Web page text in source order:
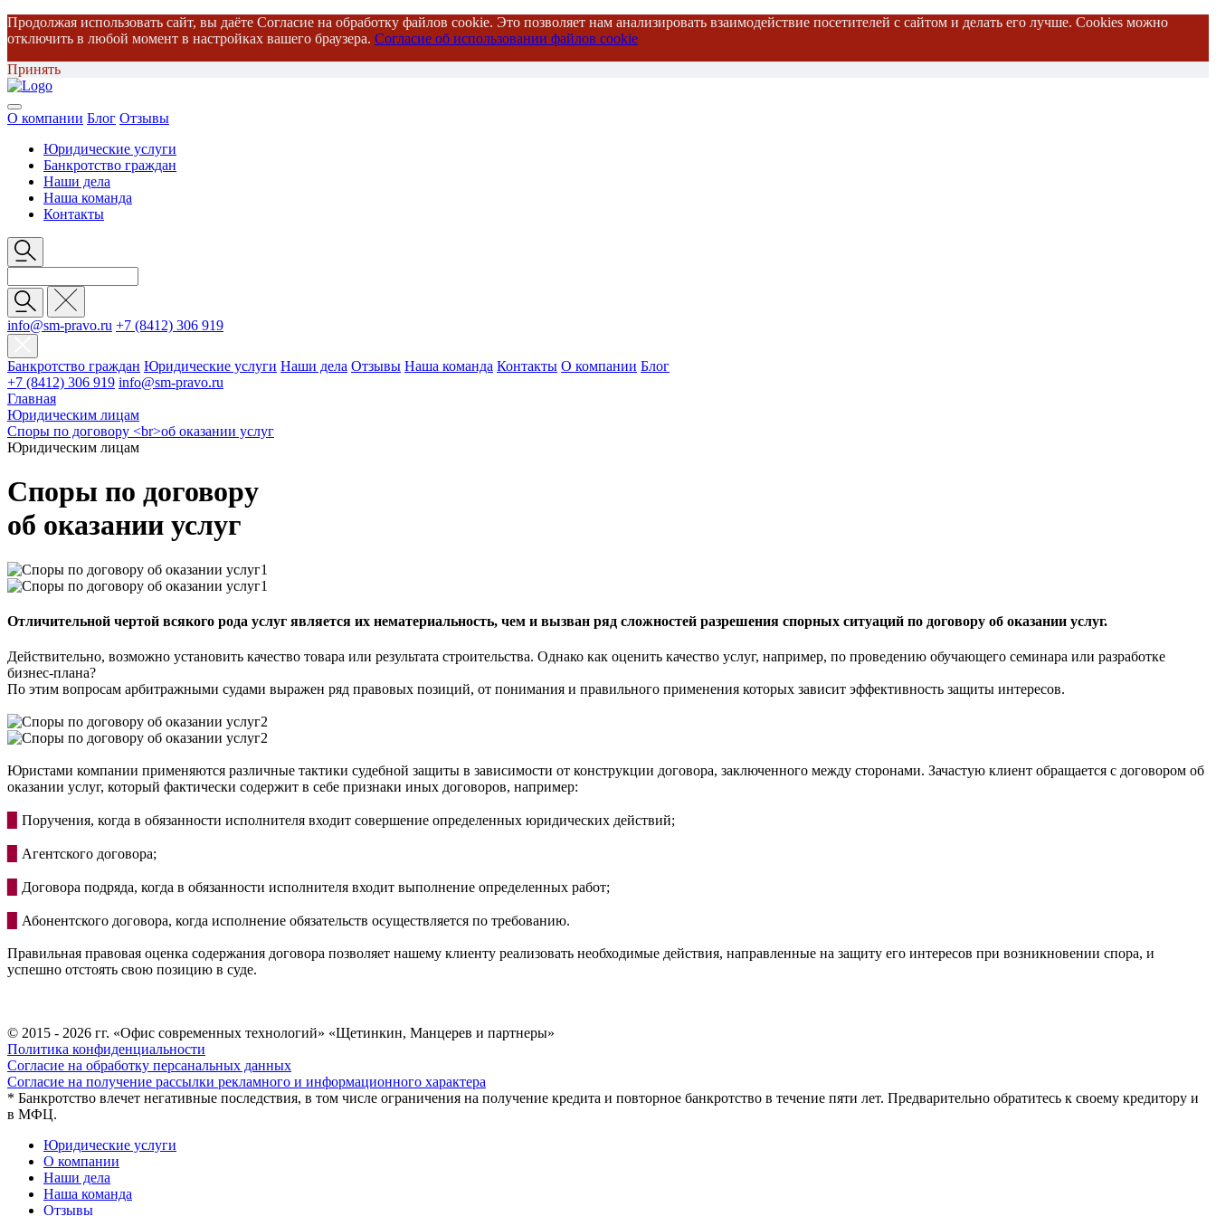
Продолжая использовать сайт, вы даёте Согласие на обработку файлов cookie. Это позволяет нам анализировать взаимодействие посетителей с сайтом и делать его лучше. Cookies можно
отключить в любой момент в настройках вашего браузера. Согласие об использовании файлов cookie
Принять
О компании Блог Отзывы
Юридические услуги
Банкротство граждан
Наши дела
Наша команда
Контакты
info@sm-pravo.ru +7 (8412) 306 919
Банкротство граждан Юридические услуги Наши дела Отзывы Наша команда Контакты О компании Блог
+7 (8412) 306 919 info@sm-pravo.ru
Главная
Юридическим лицам
Споры по договору <br>об оказании услуг
Юридическим лицам
Споры по договору
об оказании услуг
Отличительной чертой всякого рода услуг является их нематериальность, чем и вызван ряд сложностей разрешения спорных ситуаций по договору об оказании услуг.
Действительно, возможно установить качество товара или результата строительства. Однако как оценить качество услуг, например, по проведению обучающего семинара или разработке
бизнес-плана?
По этим вопросам арбитражными судами выражен ряд правовых позиций, от понимания и правильного применения которых зависит эффективность защиты интересов.
Юристами компании применяются различные тактики судебной защиты в зависимости от конструкции договора, заключенного между сторонами. Зачастую клиент обращается с договором об
оказании услуг, который фактически содержит в себе признаки иных договоров, например:
Поручения, когда в обязанности исполнителя входит совершение определенных юридических действий;
Агентского договора;
Договора подряда, когда в обязанности исполнителя входит выполнение определенных работ;
Абонентского договора, когда исполнение обязательств осуществляется по требованию.
Правильная правовая оценка содержания договора позволяет нашему клиенту реализовать необходимые действия, направленные на защиту его интересов при возникновении спора, и
успешно отстоять свою позицию в суде.
© 2015 - 2026 гг. «Офис современных технологий» «Щетинкин, Манцерев и партнеры»
Политика конфиденциальности
Согласие на обработку персанальных данных
Согласие на получение рассылки рекламного и информационного характера
* Банкротство влечет негативные последствия, в том числе ограничения на получение кредита и повторное банкротство в течение пяти лет. Предварительно обратитесь к своему кредитору и
в МФЦ.
Юридические услуги
О компании
Наши дела
Наша команда
Отзывы